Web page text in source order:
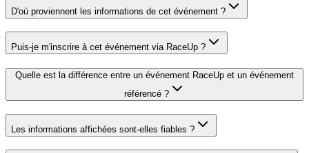
D'où proviennent les informations de cet événement ?
Puis-je m'inscrire à cet événement via RaceUp ?
Quelle est la différence entre un événement RaceUp et un événement
référencé ?
Les informations affichées sont-elles fiables ?